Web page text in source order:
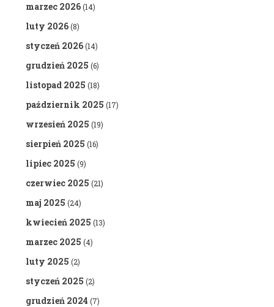
marzec 2026(14)
luty 2026(8)
styczeń 2026(14)
grudzień 2025 (6)
listopad 2025 (18)
październik 2025 (17)
wrzesień 2025 (19)
sierpień 2025 (16)
lipiec 2025 (9)
czerwiec 2025 (21)
maj 2025 (24)
kwiecień 2025 (13)
marzec 2025 (4)
luty 2025 (2)
styczeń 2025 (2)
grudzień 2024 (7)